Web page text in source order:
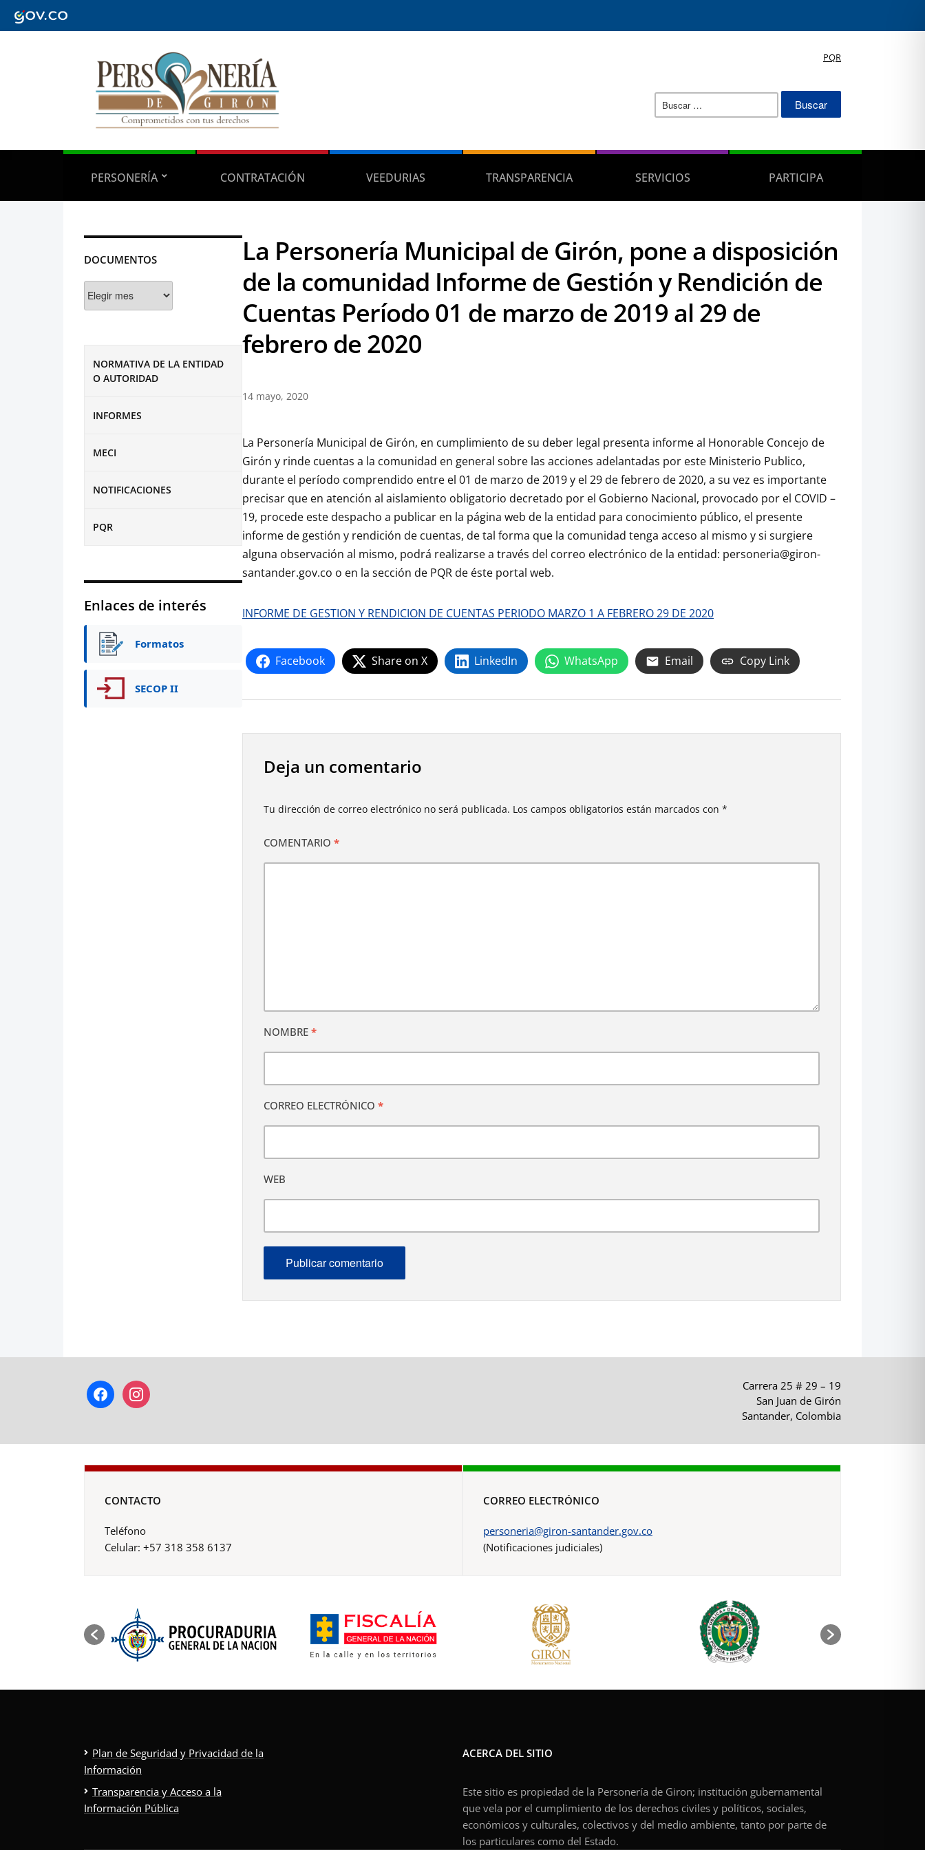
PQR
Buscar:
PERSONERÍA CONTRATACIÓN VEEDURIAS TRANSPARENCIA SERVICIOS PARTICIPA
DOCUMENTOS
NORMATIVA DE LA ENTIDAD
O AUTORIDAD
INFORMES
MECI
NOTIFICACIONES
PQR
Enlaces de interés
Formatos
SECOP II
La Personería Municipal de Girón, pone a disposición
de la comunidad Informe de Gestión y Rendición de
Cuentas Período 01 de marzo de 2019 al 29 de
febrero de 2020
14 mayo, 2020
La Personería Municipal de Girón, en cumplimiento de su deber legal presenta informe al Honorable Concejo de
Girón y rinde cuentas a la comunidad en general sobre las acciones adelantadas por este Ministerio Publico,
durante el período comprendido entre el 01 de marzo de 2019 y el 29 de febrero de 2020, a su vez es importante
precisar que en atención al aislamiento obligatorio decretado por el Gobierno Nacional, provocado por el COVID –
19, procede este despacho a publicar en la página web de la entidad para conocimiento público, el presente
informe de gestión y rendición de cuentas, de tal forma que la comunidad tenga acceso al mismo y si surgiere
alguna observación al mismo, podrá realizarse a través del correo electrónico de la entidad: personeria@giron-
santander.gov.co o en la sección de PQR de éste portal web.
INFORME DE GESTION Y RENDICION DE CUENTAS PERIODO MARZO 1 A FEBRERO 29 DE 2020
Facebook Share on X LinkedIn WhatsApp Email Copy Link
Deja un comentario
Tu dirección de correo electrónico no será publicada. Los campos obligatorios están marcados con *
COMENTARIO *
NOMBRE *
CORREO ELECTRÓNICO *
WEB
facebookinstagram
Carrera 25 # 29 – 19
San Juan de Girón
Santander, Colombia
CONTACTO
Teléfono
Celular: +57 318 358 6137
CORREO ELECTRÓNICO
personeria@giron-santander.gov.co
(Notificaciones judiciales)
Plan de Seguridad y Privacidad de la
Información
Transparencia y Acceso a la
Información Pública
ACERCA DEL SITIO
Este sitio es propiedad de la Personería de Giron; institución gubernamental
que vela por el cumplimiento de los derechos civiles y políticos, sociales,
económicos y culturales, colectivos y del medio ambiente, tanto por parte de
los particulares como del Estado.